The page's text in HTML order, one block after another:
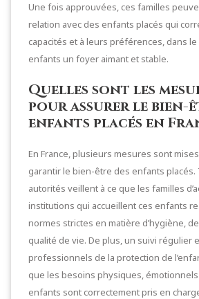
Une fois approuvées, ces familles
relation avec des enfants placés qui
capacités et à leurs préférences, dans le
enfants un foyer aimant et stable.
Quelles sont les
pour assurer le bien-
enfants placés en
En France, plusieurs mesures sont
garantir le bien-être des enfants placés.
autorités veillent à ce que les familles
institutions qui accueillent ces enfants
normes strictes en matière d’hygiène,
qualité de vie. De plus, un suivi régulier
professionnels de la protection de
que les besoins physiques,
enfants sont correctement pris en